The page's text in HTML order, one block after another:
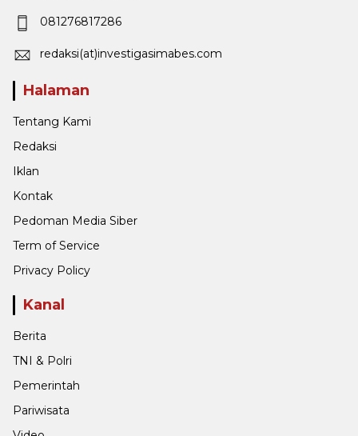
081276817286
redaksi(at)investigasimabes.com
Halaman
Tentang Kami
Redaksi
Iklan
Kontak
Pedoman Media Siber
Term of Service
Privacy Policy
Kanal
Berita
TNI & Polri
Pemerintah
Pariwisata